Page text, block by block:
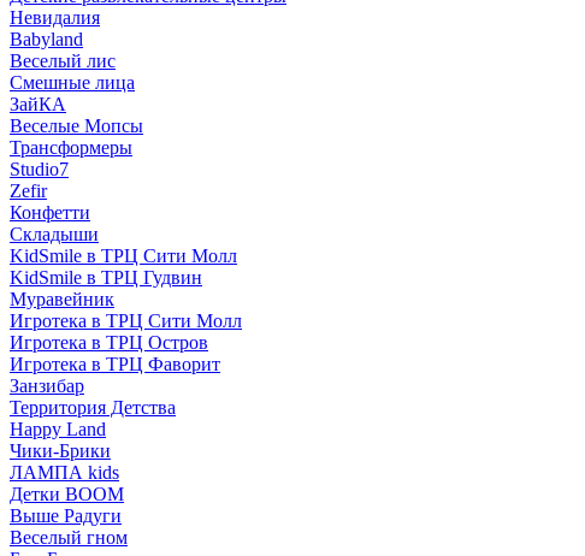
Невидалия
Babyland
Веселый лис
Смешные лица
ЗайКА
Веселые Мопсы
Трансформеры
Studio7
Zefir
Конфетти
Складыши
KidSmile в ТРЦ Сити Молл
KidSmile в ТРЦ Гудвин
Муравейник
Игротека в ТРЦ Сити Молл
Игротека в ТРЦ Остров
Игротека в ТРЦ Фаворит
Занзибар
Территория Детства
Happy Land
Чики-Брики
ЛАМПА kids
Детки BOOM
Выше Радуги
Веселый гном